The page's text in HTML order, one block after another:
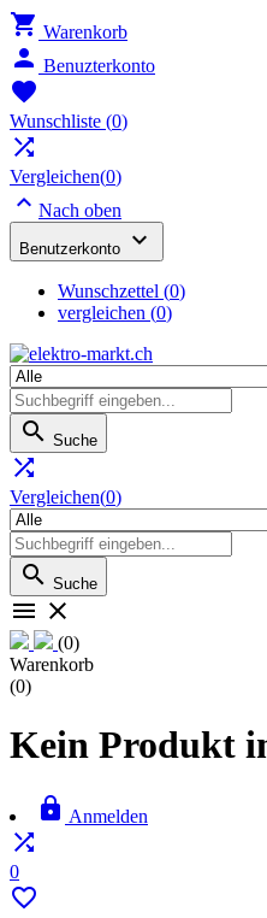
 Warenkorb
 Benuzterkonto

Wunschliste (0)

Vergleichen(0)
 Nach oben
Benutzerkonto 
Wunschzettel (0)
vergleichen (0)
 Suche

Vergleichen(0)
 Suche
 
(0)
Warenkorb
(0)
Kein Produkt
 Anmelden

0
